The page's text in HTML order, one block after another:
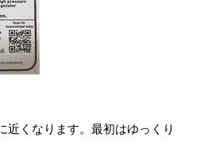
くなります。最初はゆっくり